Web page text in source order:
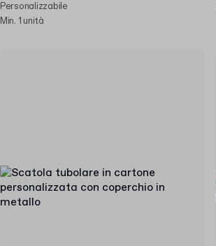
Personalizzabile
Min. 1 unità